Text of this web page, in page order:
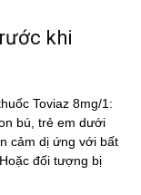
khi
Toviaz 8mg/1:
bú, trẻ em dưới
cảm dị ứng với bất
đối tượng bị